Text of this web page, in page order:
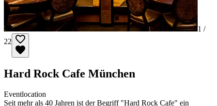
1 /
22
Hard Rock Cafe München
Eventlocation
Seit mehr als 40 Jahren ist der Begriff "Hard Rock Cafe" ein